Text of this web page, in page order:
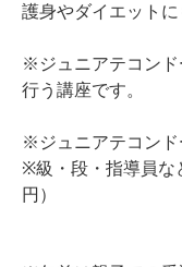
護身やダイエットに
※ジュニアテコンド
行う講座です。
※ジュニアテコンド
※級・段・指導員な
円）